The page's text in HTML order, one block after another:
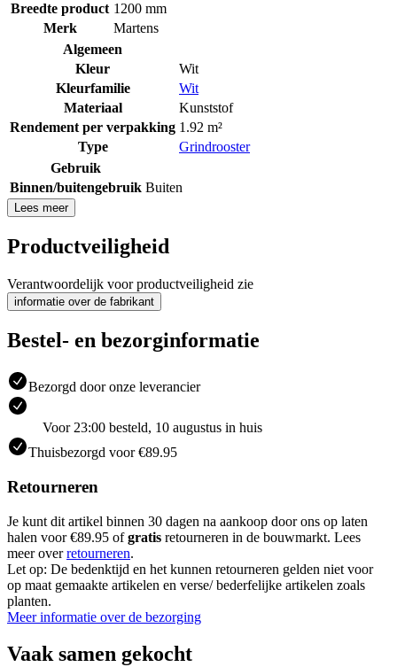
Breedte product 1200 mm
Merk
Martens
Algemeen
Kleur
Wit
Kleurfamilie
Wit
Materiaal
Kunststof
Rendement per verpakking 1.92 m²
Type
Grindrooster
Gebruik
Binnen/buitengebruik Buiten
Lees meer
Productveiligheid
Verantwoordelijk voor productveiligheid zie
informatie over de fabrikant
Bestel- en bezorginformatie
Bezorgd door onze leverancier
Voor 23:00 besteld, 10 augustus in huis
Thuisbezorgd voor €89.95
Retourneren
Je kunt dit artikel binnen 30 dagen na aankoop door ons op laten
halen voor €89.95 ofgratis retourneren in de bouwmarkt. Lees
meer overretourneren.
Let op: De bedenktijd en het kunnen retourneren gelden niet voor
op maat gemaakte artikelen en verse/ bederfelijke artikelen zoals
planten.
Meer informatie over de bezorging
Vaak samen gekocht